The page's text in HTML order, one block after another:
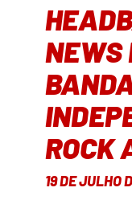
NEWS
ROCK
19 DE JULHO